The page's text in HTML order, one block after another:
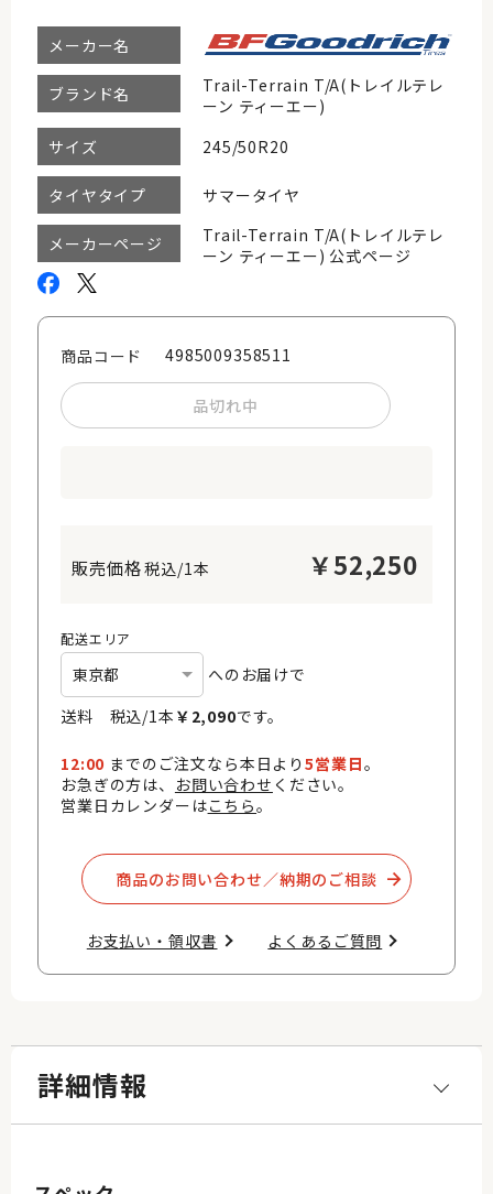
メーカー名
ブランド名
Trail-Terrain T/A(トレイルテレ
ーン ティーエー)
サイズ
245/50R20
タイヤタイプ サマータイヤ
メーカーページ
Trail-Terrain T/A(トレイルテレ
ーン ティーエー) 公式ページ
商品コード 4985009358511
品切れ中
税込/1本 ￥52,250
配送エリア
へのお届けで
送料 税込/1本 ￥ 2,090です。
12:00 までのご注文なら本日より5営業日。
お急ぎの方は、 お問い合わせ ください。
営業日カレンダーはこちら。
商品のお問い合わせ／納期のご相談​
お支払い・領収書​ よくあるご質問​
詳細情報